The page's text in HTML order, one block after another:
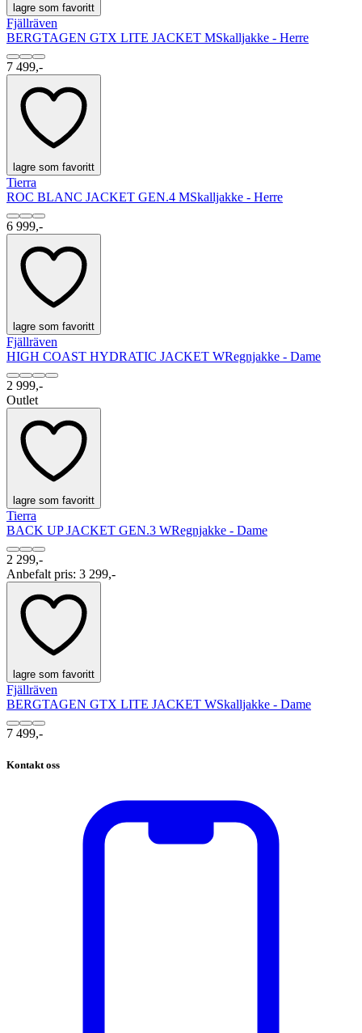
lagre som favoritt
Fjällräven
BERGTAGEN GTX LITE JACKET MSkalljakke - Herre
7 499,-
lagre som favoritt
Tierra
ROC BLANC JACKET GEN.4 MSkalljakke - Herre
6 999,-
lagre som favoritt
Fjällräven
HIGH COAST HYDRATIC JACKET WRegnjakke - Dame
2 999,-
Outlet
lagre som favoritt
Tierra
BACK UP JACKET GEN.3 WRegnjakke - Dame
2 299,-
Anbefalt pris: 3 299,-
lagre som favoritt
Fjällräven
BERGTAGEN GTX LITE JACKET WSkalljakke - Dame
7 499,-
Kontakt oss